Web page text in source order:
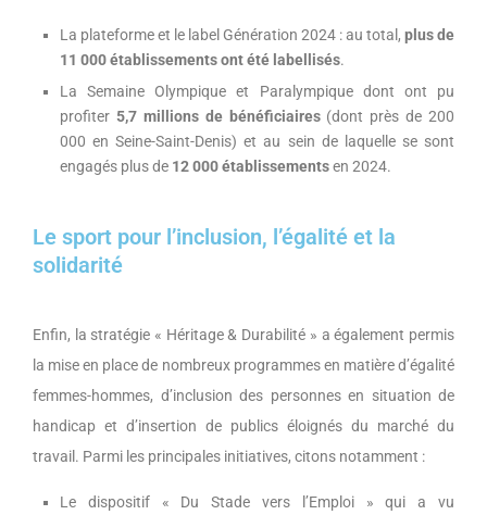
La plateforme et le label Génération 2024 : au total, plus de
11 000 établissements ont été labellisés.
La Semaine Olympique et Paralympique dont ont pu
profiter 5,7 millions de bénéficiaires(dont près de 200
000 en Seine-Saint-Denis) et au sein de laquelle se sont
engagés plus de 12 000 établissementsen 2024.
Le sport pour l’inclusion, l’égalité et la
solidarité
Enfin, la stratégie « Héritage & Durabilité » a également permis
la mise en place de nombreux programmes en matière d’égalité
femmes-hommes, d’inclusion des personnes en situation de
handicap et d’insertion de publics éloignés du marché du
travail. Parmi les principales initiatives, citons notamment :
Le dispositif « Du Stade vers l’Emploi » qui a vu